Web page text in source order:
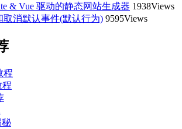
& Vue 驱动的静态网站生成器 1938Views
取消默认事件(默认行为) 9595Views
程
程
秘